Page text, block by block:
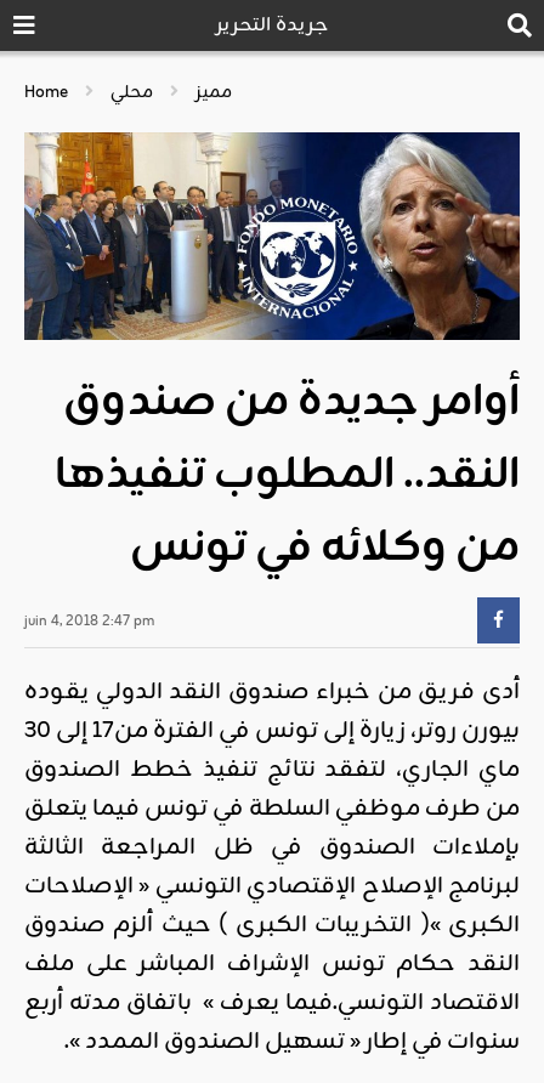
جريدة التحرير
Home مميز محلي
أوامر جديدة من صندوق
النقد.. المطلوب تنفيذها
من وكلائه في تونس
juin 4, 2018 2:47 pm
أدى فريق من خبراء صندوق النقد الدولي يقوده
بيورن روتر، زيارة إلى تونس في الفترة من17 إلى 30
ماي الجاري، لتفقد نتائج تنفيذ خطط الصندوق
من طرف موظفي السلطة في تونس فيما يتعلق
بإملاءات الصندوق في ظل المراجعة الثالثة
لبرنامج الإصلاح الإقتصادي التونسي « الإصلاحات
الكبرى »( التخريبات الكبرى ) حيث ألزم صندوق
النقد حكام تونس الإشراف المباشر على ملف
الاقتصاد التونسي.فيما يعرف » باتفاق مدته أربع
سنوات في إطار « تسهيل الصندوق الممدد ».